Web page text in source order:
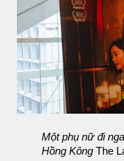
Một phụ nữ đi
Hồng Kông The